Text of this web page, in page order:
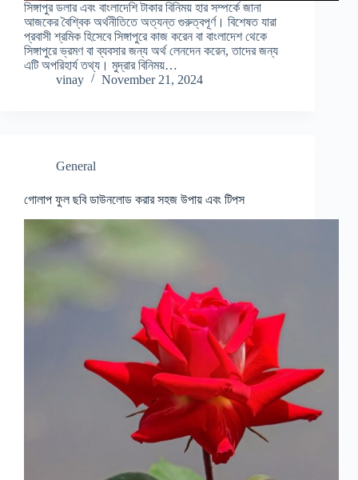
সিঙ্গাপুর ডলার এবং বাংলাদেশি টাকার বিনিময় হার সম্পর্কে জানা
আজকের বৈশ্বিক অর্থনীতিতে অত্যন্ত গুরুত্বপূর্ণ। বিশেষত যারা
প্রবাসী শ্রমিক হিসেবে সিঙ্গাপুরে কাজ করেন বা বাংলাদেশ থেকে
সিঙ্গাপুরে ভ্রমণ বা ব্যবসার জন্য অর্থ লেনদেন করেন, তাদের জন্য
এটি অপরিহার্য তথ্য। মুদ্রার বিনিময়…
vinay
November 21, 2024
General
গোলাপ ফুল ছবি ডাউনলোড করার সহজ উপায় এবং টিপস